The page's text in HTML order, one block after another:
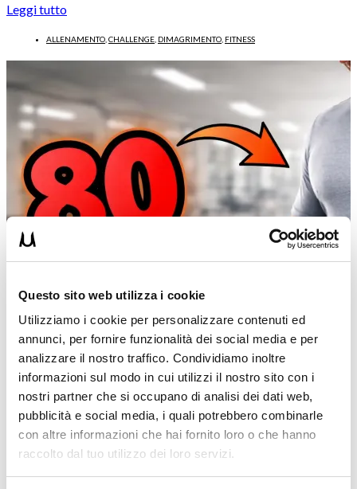
Questo sito web utilizza i cookie
Utilizziamo i cookie per personalizzare contenuti ed
annunci, per fornire funzionalità dei social media e per
analizzare il nostro traffico. Condividiamo inoltre
informazioni sul modo in cui utilizzi il nostro sito con i
nostri partner che si occupano di analisi dei dati web,
pubblicità e social media, i quali potrebbero combinarle
con altre informazioni che hai fornito loro o che hanno
raccolto dal tuo utilizzo dei loro servizi.
Leggi tutto
ALLENAMENTO CHALLENGE DIMAGRIMENTO FITNESS
DANIEL DRAGOMIR